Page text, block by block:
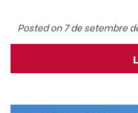
Posted on 7 de setembre